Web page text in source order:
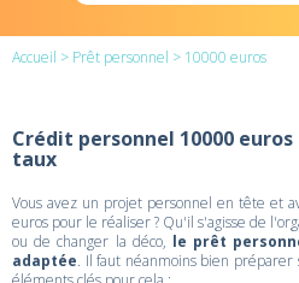
Accueil > Prêt personnel > 10000 euros
Crédit personnel 10000
taux
Vous avez un projet personnel en tête et
euros pour le réaliser ? Qu'il s'agisse de
ou de changer la déco, le prêt
adaptée. Il faut néanmoins bien